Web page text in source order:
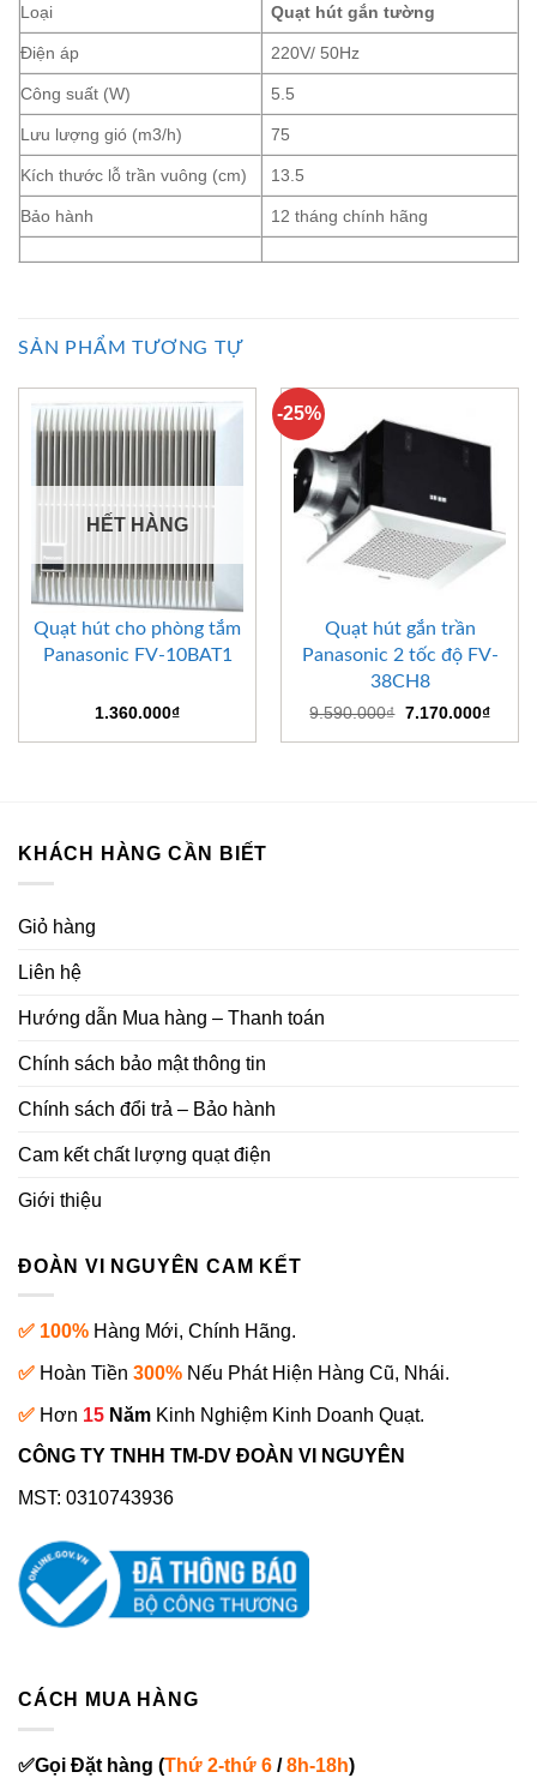
Loại Quạt hút gắn tường
Điện áp 220V/ 50Hz
Công suất (W) 5.5
Lưu lượng gió (m3/h) 75
Kích thước lỗ trần vuông (cm) 13.5
Bảo hành 12 tháng chính hãng
SẢN PHẨM TƯƠNG TỰ
HẾT HÀNG
Quạt hút cho phòng tắm
Panasonic FV-10BAT1
1.360.000₫
-25%
Quạt hút gắn trần
Panasonic 2 tốc độ FV-
38CH8
9.590.000₫ Giá
là:
7.170.000₫Giá
tại
KHÁCH HÀNG CẦN BIẾT
Giỏ hàng
Liên hệ
Hướng dẫn Mua hàng – Thanh toán
Chính sách bảo mật thông tin
Chính sách đổi trả – Bảo hành
Cam kết chất lượng quạt điện
Giới thiệu
ĐOÀN VI NGUYÊN CAM KẾT
✅ 100% Hàng Mới, Chính Hãng.
✅ Hoàn Tiền 300% Nếu Phát Hiện Hàng Cũ, Nhái.
✅ Hơn 15 Năm Kinh Nghiệm Kinh Doanh Quạt.
CÔNG TY TNHH TM-DV ĐOÀN VI NGUYÊN
MST: 0310743936
CÁCH MUA HÀNG
✅Gọi Đặt hàng (Thứ 2-thứ 6 /8h-18h)